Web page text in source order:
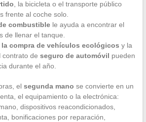
, la bicicleta o el transporte público
frente al coche solo.
combustiblele ayuda a encontrar el
de llenar el tanque.
la compra de vehículos ecológicos y la
contrato de seguro de automóvil pueden
durante el año.
el segunda mano se convierte en un
el equipamiento o la electrónica:
dispositivos reacondicionados,
bonificaciones por reparación,